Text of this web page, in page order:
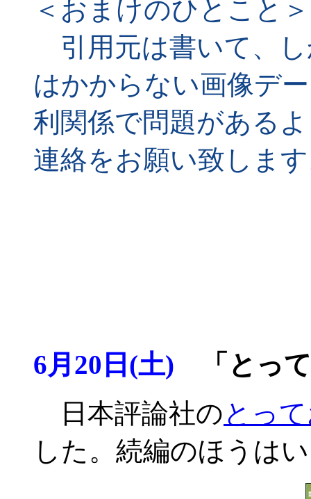
＜おまけのひとこと＞
引用元は書いて、
はかからない画像デ
利関係で問題がある
連絡をお願い致しま
6月20日(土) 「とっ
日本評論社のとっ
した。続編のほうは